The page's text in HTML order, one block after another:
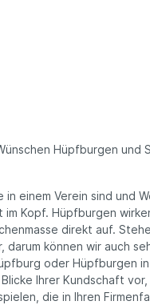
Hüpfburgen und
einem Verein sind und
Kopf. Hüpfburgen
direkt auf.
können wir auch
oder Hüpfburgen
Ihrer Kundschaft
die in Ihren